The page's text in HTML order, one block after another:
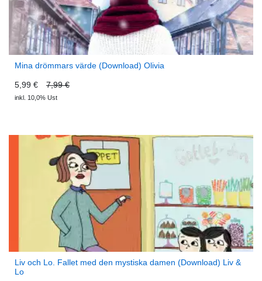
Mina drömmars värde (Download) Olivia
5,99 € 7,99 €
inkl. 10,0% Ust
Liv och Lo. Fallet med den mystiska damen (Download) Liv &
Lo